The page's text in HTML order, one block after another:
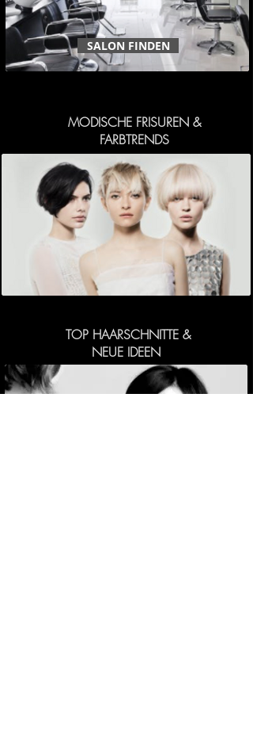
SALON FINDEN
MODISCHE FRISUREN &
FARBTRENDS
TOP HAARSCHNITTE &
NEUE IDEEN